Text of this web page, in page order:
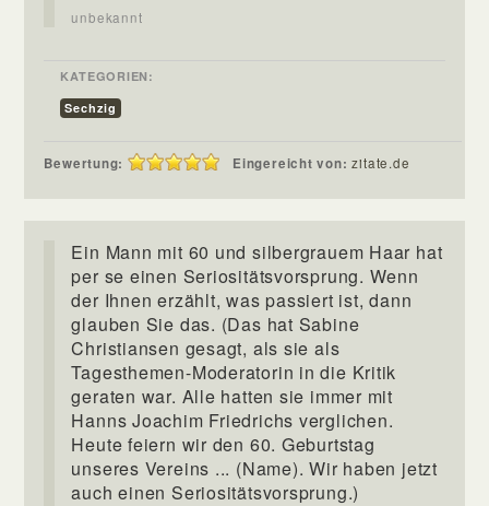
unbekannt
KATEGORIEN:
Sechzig
Bewertung: Eingereicht von:zitate.de
Ein Mann mit 60 und silbergrauem Haar hat
per se einen Seriositätsvorsprung. Wenn
der Ihnen erzählt, was passiert ist, dann
glauben Sie das. (Das hat Sabine
Christiansen gesagt, als sie als
Tagesthemen-Moderatorin in die Kritik
geraten war. Alle hatten sie immer mit
Hanns Joachim Friedrichs verglichen.
Heute feiern wir den 60. Geburtstag
unseres Vereins ... (Name). Wir haben jetzt
auch einen Seriositätsvorsprung.)